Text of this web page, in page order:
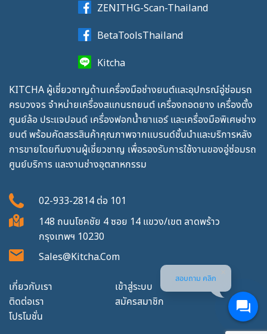
ZENITHG-Scan-Thailand
BetaToolsThailand
Kitcha
KITCHA ผู้เชี่ยวชาญด้านเครื่องมือช่างยนต์และอุปกรณ์อู่ซ่อมรถ
ครบวงจร จำหน่ายเครื่องสแกนรถยนต์ เครื่องถอดยาง เครื่องตั้ง
ศูนย์ล้อ ประแจปอนด์ เครื่องฟอกน้ำยาแอร์ และเครื่องมือพิเศษช่าง
ยนต์ พร้อมคัดสรรสินค้าคุณภาพจากแบรนด์ชั้นนำและบริการหลัง
การขายโดยทีมงานผู้เชี่ยวชาญ เพื่อรองรับการใช้งานของอู่ซ่อมรถ
ศูนย์บริการ และงานช่างอุตสาหกรรม
02-933-2814 ต่อ 101
148 ถนนโชคชัย 4 ซอย 14 แขวง/เขต ลาดพร้าว
กรุงเทพฯ 10230
Sales@kitcha.com
เกี่ยวกับเรา
ติดต่อเรา
โปรโมชั่น
เข้าสู่ระบบ
สมัครสมาชิก
สอบถาม คลิก